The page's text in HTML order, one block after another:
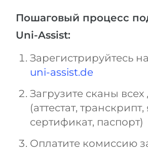
Пошаговый процесс
Uni-Assist:
Зарегистрируйтесь
uni-assist.de
Загрузите сканы
(аттестат,
сертификат, паспорт)
Оплатите комиссию